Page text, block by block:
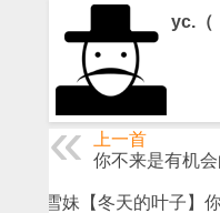
yc.（
上一首
你不来是有机
林少雪妹【冬天的叶子】